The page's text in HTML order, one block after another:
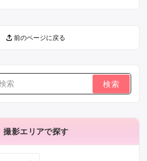
前のページに戻る
撮影エリアで探す